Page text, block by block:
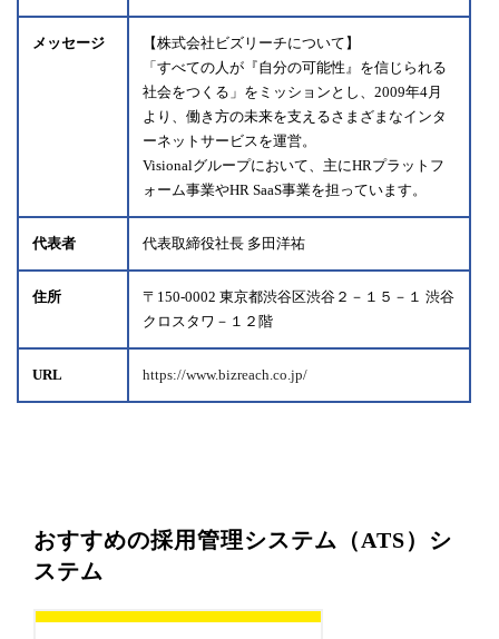
メッセージ
【株式会社ビズリーチについて】
「すべての人が『自分の可能性』を信じられる
社会をつくる」をミッションとし、2009年4月
より、働き方の未来を支えるさまざまなインタ
ーネットサービスを運営。
Visionalグループにおいて、主にHRプラットフ
ォーム事業やHR SaaS事業を担っています。
代表者 代表取締役社長 多田洋祐
住所
〒150-0002 東京都渋谷区渋谷２－１５－１ 渋谷
クロスタワ－１２階
URL https://www.bizreach.co.jp/
おすすめの採用管理システム（ATS）シ
ステム